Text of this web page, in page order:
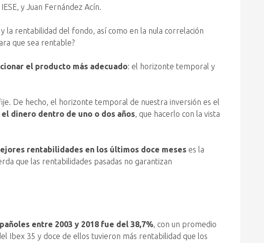
y Juan Fernández Acín.
la rentabilidad del fondo, así como en la nula correlación
que sea rentable?
el producto más adecuado: el horizonte temporal y
De hecho, el horizonte temporal de nuestra inversión es el
dinero dentro de uno o dos años, que hacerlo con la vista
rentabilidades en los últimos doce meses es la
que las rentabilidades pasadas no garantizan
entre 2003 y 2018 fue del 38,7%, con un promedio
Ibex 35 y doce de ellos tuvieron más rentabilidad que los